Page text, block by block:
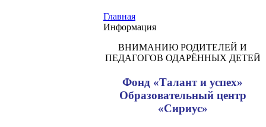
Главная
Информация
ВНИМАНИЮ РОДИТЕЛЕЙ И
ПЕДАГОГОВ ОДАРЁННЫХ ДЕТЕЙ
Фонд «Талант и успех»
Образовательный центр
«Сириус»